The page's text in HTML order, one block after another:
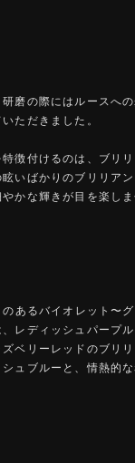
磨の際にはルースへ
ただきました。
徴付けるのは、ブリ
いばかりのブリリア
かな輝きが目を楽しま
あるバイオレット〜グ
レディッシュパープ
ベリーレッドのブリリ
ュブルーと、情熱的